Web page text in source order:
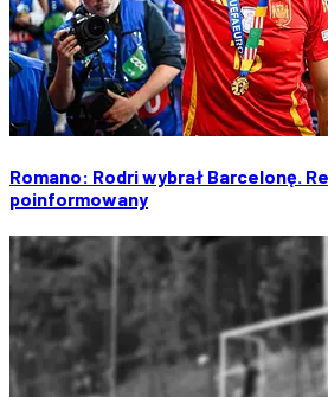
Romano: Rodri wybrał Barcelonę.
poinformowany